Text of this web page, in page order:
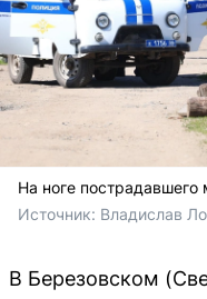
На ноге пострадавшего
Источник: Владислав
В Березовском